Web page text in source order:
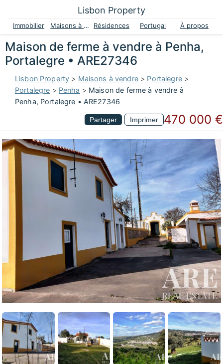
Lisbon Property
Immobilier Maisons à vendre Résidences Portugal À propos
Maison de ferme à vendre à Penha,
Portalegre • ARE27346
Lisbon Property > Maisons à vendre> Portalegre>
Portalegre > Penha > Maison de ferme à vendre à
Penha, Portalegre • ARE27346
Partager Imprimer 470 000 €